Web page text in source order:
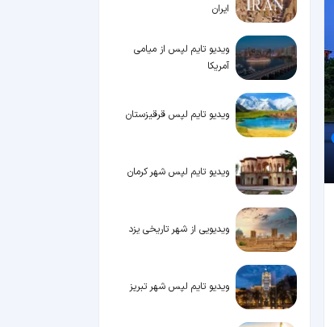
ایران
ویدیو تایم لپس از میامی
آمریکا
ویدیو تایم لپس قرقیزستان
ویدیو تایم لپس شهر کرمان
ویدیویی از شهر تاریخی یزد
ویدیو تایم لپس شهر تبریز